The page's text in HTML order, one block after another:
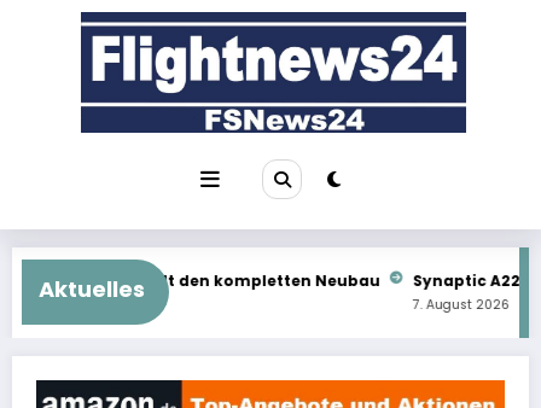
Aktuelles
kompletten Neubau Synaptic A220: Das kommt als